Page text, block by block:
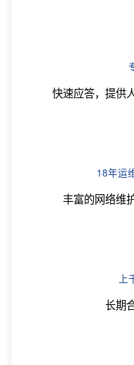
快速应答，提供
18年运
丰富的网络维
上
长期